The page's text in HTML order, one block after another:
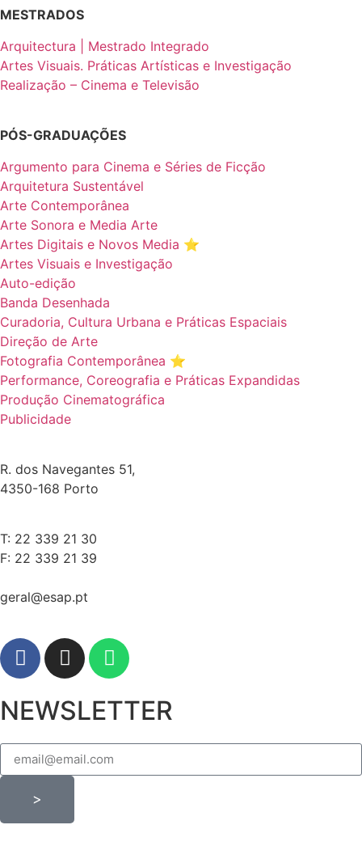
MESTRADOS
Arquitectura | Mestrado Integrado
Artes Visuais. Práticas Artísticas e Investigação
Realização – Cinema e Televisão
PÓS-GRADUAÇÕES
Argumento para Cinema e Séries de Ficção
Arquitetura Sustentável
Arte Contemporânea
Arte Sonora e Media Arte
Artes Digitais e Novos Media ⭐️
Artes Visuais e Investigação
Auto-edição
Banda Desenhada
Curadoria, Cultura Urbana e Práticas Espaciais
Direção de Arte
Fotografia Contemporânea ⭐️
Performance, Coreografia e Práticas Expandidas
Produção Cinematográfica
Publicidade
R. dos Navegantes 51,
4350-168 Porto
T: 22 339 21 30
F: 22 339 21 39
geral@esap.pt
NEWSLETTER
>